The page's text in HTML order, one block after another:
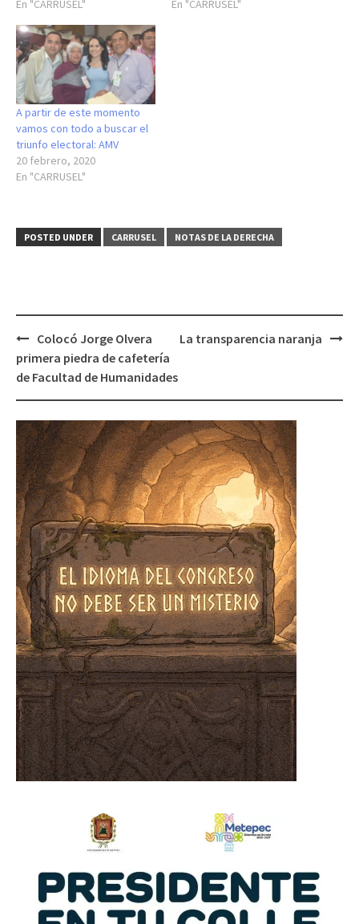
En "CARRUSEL"
En "CARRUSEL"
A partir de este momento
vamos con todo a buscar el
triunfo electoral: AMV
20 febrero, 2020
En "CARRUSEL"
POSTED UNDER CARRUSEL NOTAS DE LA DERECHA
Post
navigation
Colocó Jorge Olvera
primera piedra de cafetería
de Facultad de Humanidades
La transparencia naranja